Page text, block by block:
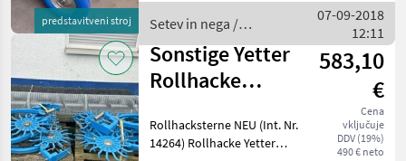
predstavitveni stroj
Drehung versetzt und rei
Setev in nega /
Sonstige
07-09-2018
12:11
Sonstige Yetter
Rollhacke
583,10
€
Cena
vključuje
DDV (19%)
490 € neto
Rollhacksterne NEU (Int. Nr.
14264) Rollhacke Yetter